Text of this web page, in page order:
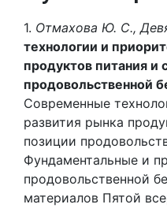
1. Отмахова Ю. С.,
технологии и
продуктов питания и
продовольственной
Современные
развития рынка
позиции
Фундаментальные и
продовольственной
материалов Пятой